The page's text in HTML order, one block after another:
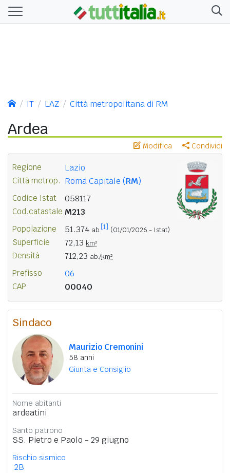
IT LAZ Città metropolitana di RM
Ardea
Modifica Condividi
Regione Lazio
Città metrop. Roma Capitale (RM)
Codice Istat 058117
Cod.catastale M213
Popolazione 51.374 ab. [1] (01/01/2026 - Istat)
Superficie 72,13 km²
Densità 712,23 ab./km²
Prefisso 06
CAP 00040
Sindaco
Maurizio Cremonini
58 anni
Giunta e Consiglio
Nome abitanti
ardeatini
Santo patrono
SS. Pietro e Paolo - 29 giugno
Rischio sismico
2B